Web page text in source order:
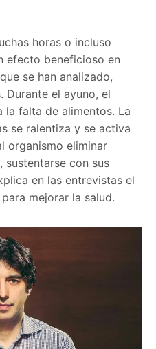
horas o incluso
efecto beneficioso en
se han analizado,
Durante el ayuno, el
la falta de alimentos. La
se ralentiza y se activa
organismo eliminar
sustentarse con sus
en las entrevistas el
mejorar la salud.